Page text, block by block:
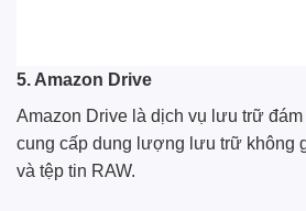
5. Amazon Drive
Amazon Drive là dịch vụ lưu trữ đám
cung cấp dung lượng lưu trữ không
và tệp tin RAW.